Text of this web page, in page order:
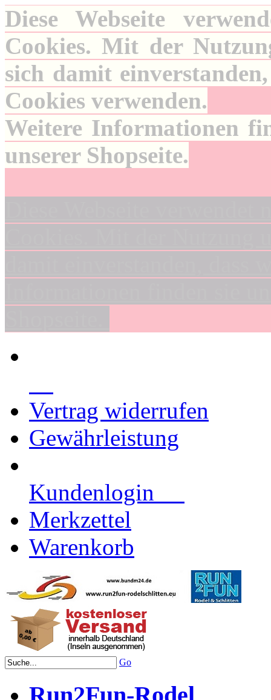
Diese Webseite
Cookies. Mit der
sich damit
Cookies verwenden.
Weitere Informationen
unserer Shopseite.
Vertrag widerrufen
Gewährleistung
Kundenlogin
Merkzettel
Warenkorb
Go